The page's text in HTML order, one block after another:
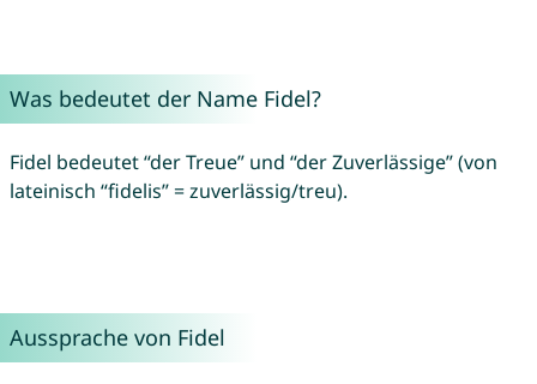
Was bedeutet der Name Fidel?
Fidel bedeutet “der Treue” und “der Zuverlässige” (von
lateinisch “fidelis” = zuverlässig/treu).
Aussprache von Fidel